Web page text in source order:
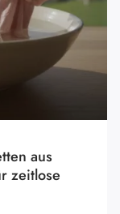
aus
zeitlose